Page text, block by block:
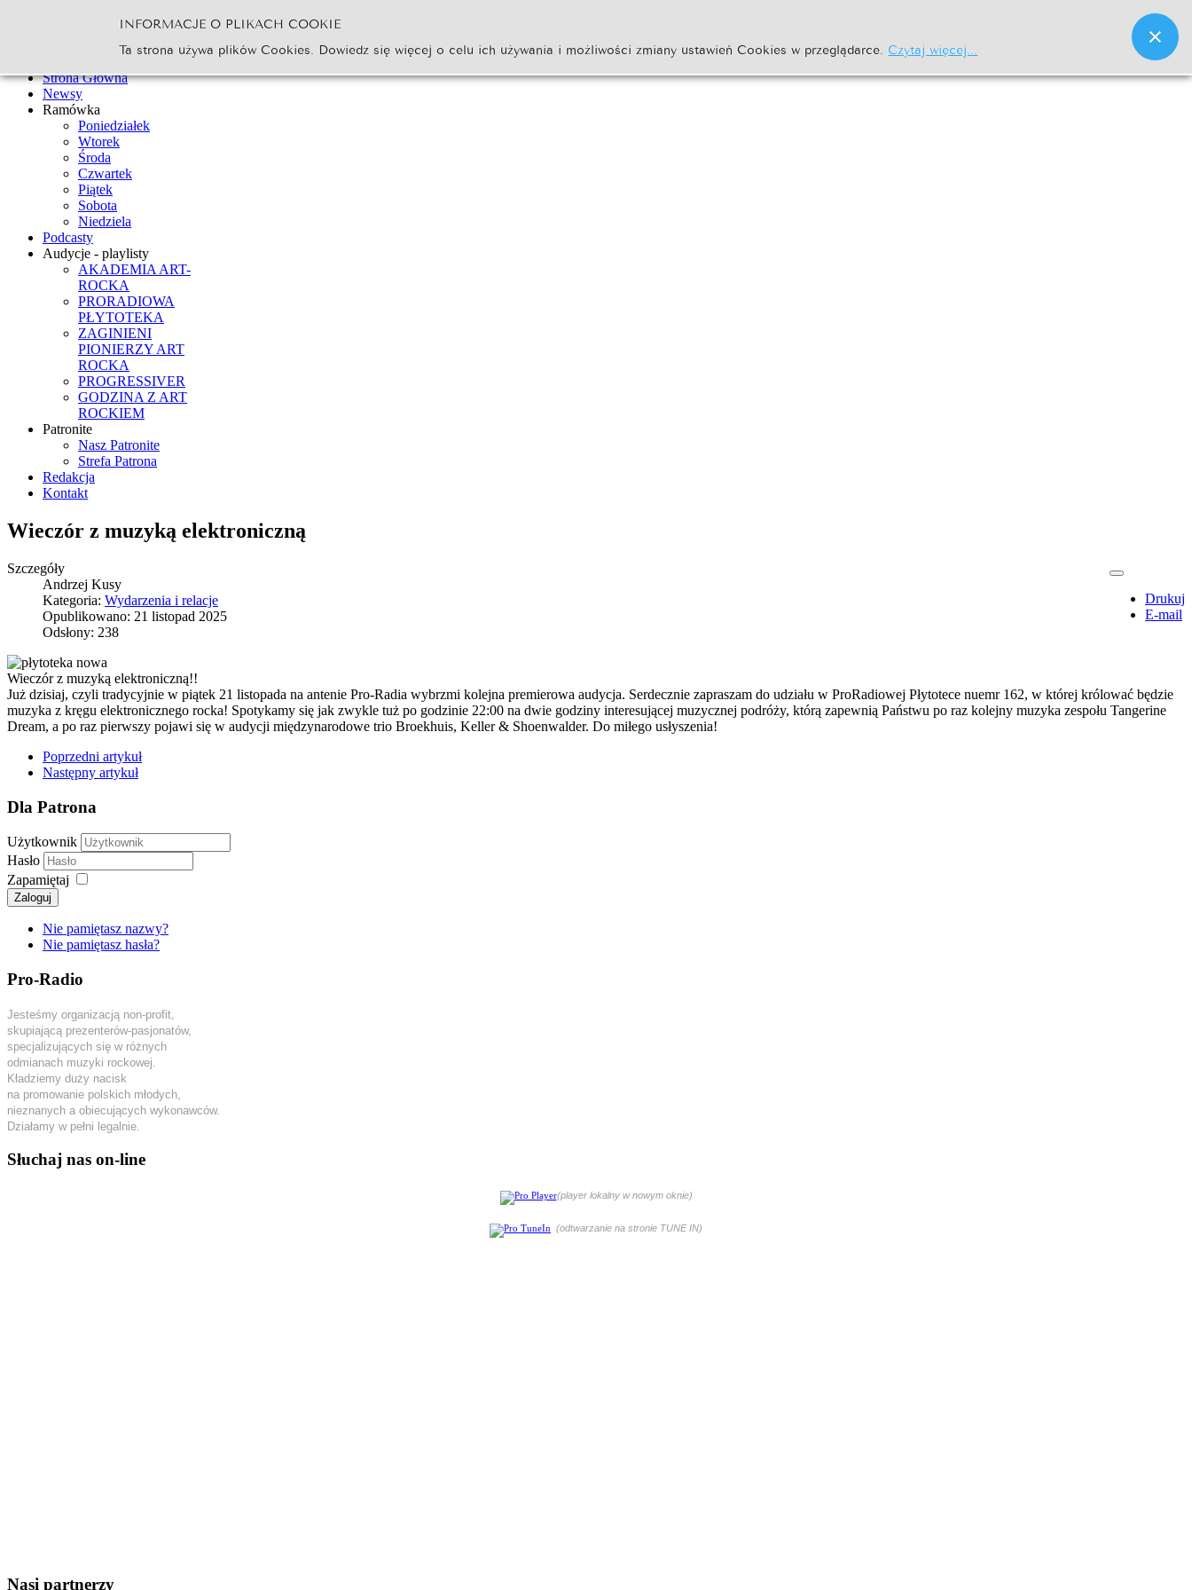
Go
Strona Główna
Newsy
Ramówka
Poniedziałek
Wtorek
Środa
Czwartek
Piątek
Sobota
Niedziela
Podcasty
Audycje - playlisty
AKADEMIA ART-
ROCKA
PRORADIOWA
PŁYTOTEKA
ZAGINIENI
PIONIERZY ART
ROCKA
PROGRESSIVER
GODZINA Z ART
ROCKIEM
Patronite
Nasz Patronite
Strefa Patrona
Redakcja
Kontakt
Wieczór z muzyką elektroniczną
Drukuj
E-mail
Szczegóły
Andrzej Kusy
Kategoria: Wydarzenia i relacje
Opublikowano: 21 listopad 2025
Odsłony: 238
Wieczór z muzyką elektroniczną!!
Już dzisiaj, czyli tradycyjnie w piątek 21 listopada na antenie Pro-Radia wybrzmi kolejna premierowa audycja. Serdecznie zapraszam do udziału w ProRadiowej Płytotece nuemr 162, w której królować będzie
muzyka z kręgu elektronicznego rocka! Spotykamy się jak zwykle tuż po godzinie 22:00 na dwie godziny interesującej muzycznej podróży, którą zapewnią Państwu po raz kolejny muzyka zespołu Tangerine
Dream, a po raz pierwszy pojawi się w audycji międzynarodowe trio Broekhuis, Keller & Shoenwalder. Do miłego usłyszenia!
Poprzedni artykuł
Następny artykuł
Dla Patrona
Użytkownik
Hasło
Zapamiętaj
Zaloguj
Nie pamiętasz nazwy?
Nie pamiętasz hasła?
Pro-Radio
Jesteśmy organizacją non-profit,
skupiającą prezenterów-pasjonatów,
specjalizujących się w różnych
odmianach muzyki rockowej.
Kładziemy duży nacisk
na promowanie polskich młodych,
nieznanych a obiecujących wykonawców.
Działamy w pełni legalnie.
Słuchaj nas on-line
(player lokalny w nowym oknie)
(odtwarzanie na stronie TUNE IN)
Nasi partnerzy
INFORMACJE O PLIKACH COOKIE
Ta strona używa plików Cookies. Dowiedz się więcej o celu ich używania i możliwości zmiany ustawień Cookies w przeglądarce.Czytaj więcej...